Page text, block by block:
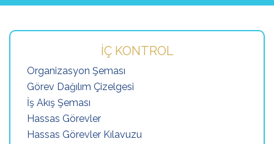
İÇ KONTROL
Organizasyon Şeması
Görev Dağılım Çizelgesi
İş Akış Şeması
Hassas Görevler
Hassas Görevler Kılavuzu